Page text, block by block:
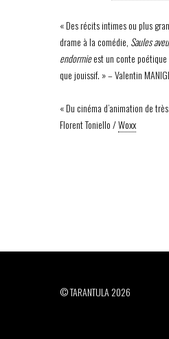
« Des récits intimes ou plus
drame à la comédie, Saules
endormieest un conte poétique
que jouissif. » – Valentin
« Du cinéma d’animation de
Florent Toniello /Woxx
© TARANTULA 2026